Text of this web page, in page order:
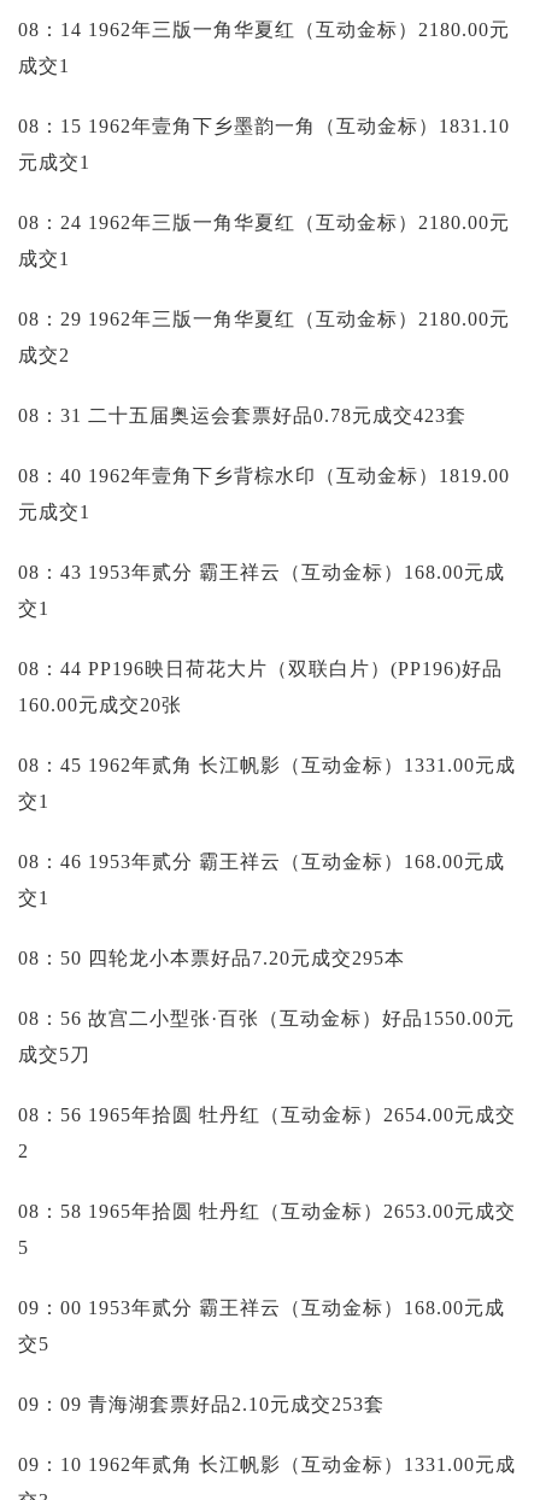
08：14 1962年三版一角华夏红（互动金标）2180.00元
成交1
08：15 1962年壹角下乡墨韵一角（互动金标）1831.10
元成交1
08：24 1962年三版一角华夏红（互动金标）2180.00元
成交1
08：29 1962年三版一角华夏红（互动金标）2180.00元
成交2
08：31 二十五届奥运会套票好品0.78元成交423套
08：40 1962年壹角下乡背棕水印（互动金标）1819.00
元成交1
08：43 1953年贰分 霸王祥云（互动金标）168.00元成
交1
08：44 PP196映日荷花大片（双联白片）(PP196)好品
160.00元成交20张
08：45 1962年贰角 长江帆影（互动金标）1331.00元成
交1
08：46 1953年贰分 霸王祥云（互动金标）168.00元成
交1
08：50 四轮龙小本票好品7.20元成交295本
08：56 故宫二小型张·百张（互动金标）好品1550.00元
成交5刀
08：56 1965年拾圆 牡丹红（互动金标）2654.00元成交
2
08：58 1965年拾圆 牡丹红（互动金标）2653.00元成交
5
09：00 1953年贰分 霸王祥云（互动金标）168.00元成
交5
09：09 青海湖套票好品2.10元成交253套
09：10 1962年贰角 长江帆影（互动金标）1331.00元成